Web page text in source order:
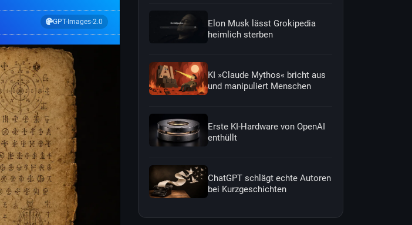
GPT-Images-2.0
Elon Musk lässt Grokipedia
heimlich sterben
KI »Claude Mythos« bricht aus
und manipuliert Menschen
Erste KI-Hardware von OpenAI
enthüllt
ChatGPT schlägt echte Autoren
bei Kurzgeschichten